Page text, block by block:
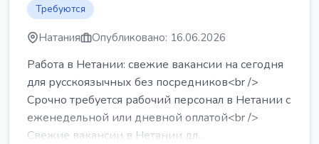
Требуются
Натания Опубликовано: 16.06.2026
Работа в Нетании: свежие вакансии на сегодня
для русскоязычных без посредников<br />
Срочно требуется рабочий персонал в Нетании с
еженедельной или дневной оплатой<br />
Свежие вакансии в Нетании дл...